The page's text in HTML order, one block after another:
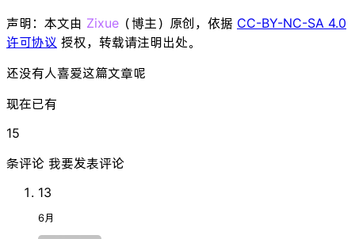
声明：本文由 Zixue （博主）原创，依据 CC-BY-NC-SA 4.0
许可协议 授权，转载请注明出处。
还没有人喜爱这篇文章呢
现在已有
15
条评论 我要发表评论
13
6月